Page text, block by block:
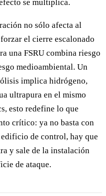
se multiplica.
no sólo afecta al
el cierre escalonado
una FSRU combina riesgo
medioambiental. Un
implica hidrógeno,
ultrapura en el mismo
esto redefine lo que
crítico: ya no basta con
de control, hay que
y sale de la instalación
de ataque.